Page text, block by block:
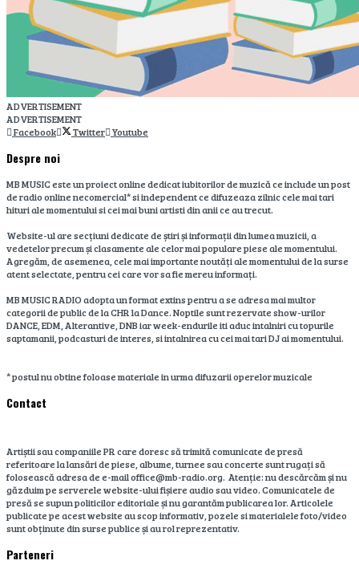
ADVERTISEMENT
ADVERTISEMENT
Facebook
Twitter Youtube
Despre noi
MB MUSIC este un proiect online dedicat iubitorilor de muzică ce include un post
de radio online necomercial* si independent ce difuzeaza zilnic cele mai tari
hituri ale momentului si cei mai buni artisti din anii ce au trecut.
Website-ul are secțiuni dedicate de știri și informații din lumea muzicii, a
vedetelor precum și clasamente ale celor mai populare piese ale momentului.
Agregăm, de asemenea, cele mai importante noutăți ale momentului de la surse
atent selectate, pentru cei care vor sa fie mereu informați.
MB MUSIC RADIO adopta un format extins pentru a se adresa mai multor
categorii de public de la CHR la Dance. Noptile sunt rezervate show-urilor
DANCE, EDM, Alterantive, DNB iar week-endurile iti aduc intalniri cu topurile
saptamanii, podcasturi de interes, si intalnirea cu cei mai tari DJ ai momentului.
* postul nu obtine foloase materiale in urma difuzarii operelor muzicale
Contact
Artiștii sau companiile PR care doresc să trimită comunicate de presă
referitoare la lansări de piese, albume, turnee sau concerte sunt rugați să
folosească adresa de e-mail office@mb-radio.org. Atenție: nu descărcăm și nu
găzduim pe serverele website-ului fișiere audio sau video. Comunicatele de
presă se supun politicilor editoriale și nu garantăm publicarea lor. Articolele
publicate pe acest website au scop informativ, pozele si materialele foto/video
sunt obținute din surse publice și au rol reprezentativ.
Parteneri